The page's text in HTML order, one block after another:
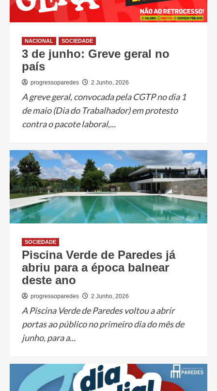
NACIONAL SOCIEDADE
3 de junho: Greve geral no
país
progressoparedes 2 Junho, 2026
A greve geral, convocada pela CGTP no dia 1
de maio (Dia do Trabalhador) em protesto
contra o pacote laboral,...
SOCIEDADE
Piscina Verde de Paredes já
abriu para a época balnear
deste ano
progressoparedes 2 Junho, 2026
A Piscina Verde de Paredes voltou a abrir
portas ao público no primeiro dia do mês de
junho, para a...